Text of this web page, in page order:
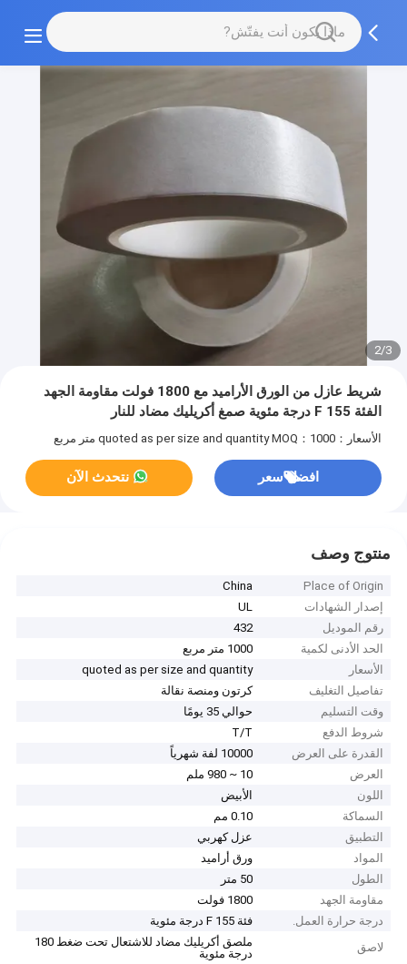
2/3
شريط عازل من الورق الأراميد مع 1800 فولت مقاومة الجهد
الفئة F 155 درجة مئوية صمغ أكريليك مضاد للنار
الأسعار：quoted as per size and quantity MOQ：1000 متر مربع
افضل سعر نتحدث الآن
منتوج وصف
Place of Origin
China
إصدار الشهادات
UL
رقم الموديل
432
الحد الأدنى لكمية
1000 متر مربع
الأسعار
quoted as per size and quantity
تفاصيل التغليف
كرتون ومنصة نقالة
وقت التسليم
حوالي 35 يومًا
شروط الدفع
T/T
القدرة على العرض
10000 لفة شهرياً
العرض
10 ~ 980 ملم
اللون
الأبيض
السماكة
0.10 مم
التطبيق
عزل كهربي
المواد
ورق أراميد
الطول
50 متر
مقاومة الجهد
1800 فولت
درجة حرارة العمل.
فئة F 155 درجة مئوية
لاصق
ملصق أكريليك مضاد للاشتعال تحت ضغط 180
درجة مئوية